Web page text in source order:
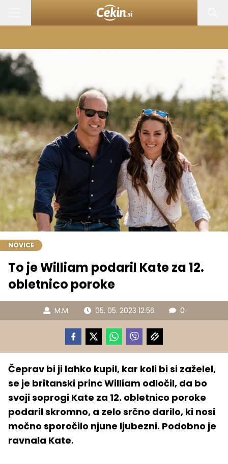
NOVICE
To je William podaril Kate za 12.
obletnico poroke
M.M. 05. 05. 2023 12.56 0
Čeprav bi ji lahko kupil, kar koli bi si zaželel,
se je britanski princ William odločil, da bo
svoji soprogi Kate za 12. obletnico poroke
podaril skromno, a zelo srčno darilo, ki nosi
močno sporočilo njune ljubezni. Podobno je
ravnala Kate.